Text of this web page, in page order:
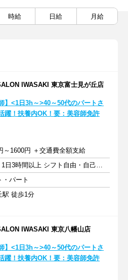
時給 日給 月給
IWASAKI 東京富士見が丘店
】<1日3h～>40～50代のパートさ
躍！扶養内OK！要：美容師免許
～1600円 ＋交通費全額支給
週1日以上 1日3時間以上 シフト自由・自己申告
・パート
駅 徒歩1分
IWASAKI 東京八幡山店
】<1日3h～>40～50代のパートさ
躍！扶養内OK！要：美容師免許